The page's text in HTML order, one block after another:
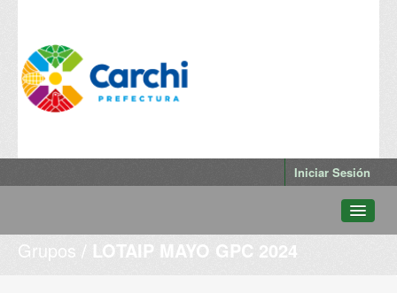
Iniciar Sesión
Conjuntos de datos
Grupos LOTAIP MAYO GPC 2024